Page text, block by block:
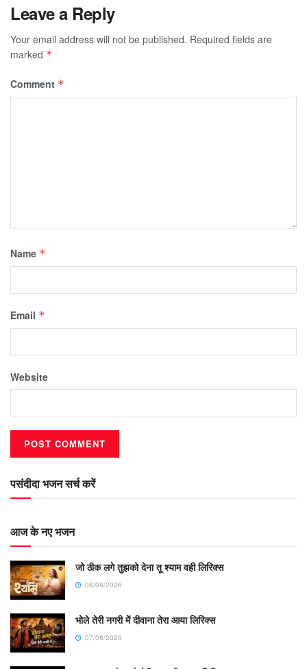
Leave a Reply
Your email address will not be published. Required fields are
marked *
Comment *
Name *
Email *
Website
पसंदीदा भजन सर्च करें
आज के नए भजन
जो ठीक लगे तुझको देना तू श्याम वही लिरिक्स
08/08/2026
भोले तेरी नगरी में दीवाना तेरा आया लिरिक्स
07/08/2026